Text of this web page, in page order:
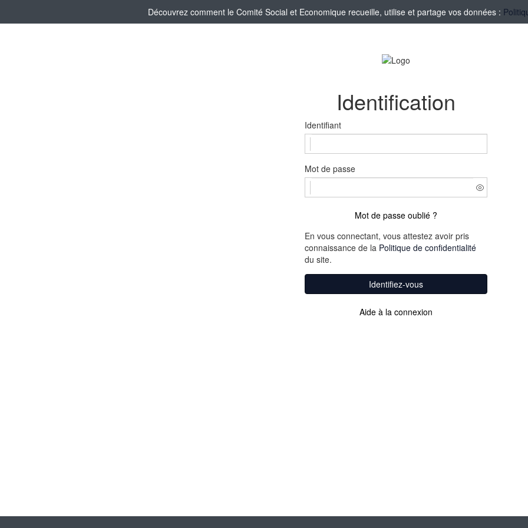
Découvrez comment le Comité Social et Economique recueille, utilise et partage vos données :
Identification
Identifiant
Mot de passe
Mot de passe oublié ?
En vous connectant, vous attestez avoir pris
connaissance de la Politique de confidentialité
du site.
Identifiez-vous
Aide à la connexion